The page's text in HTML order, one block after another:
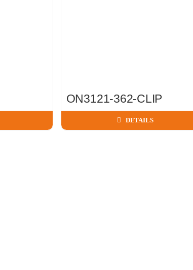
ON3121-362-CLIP
DETAILS